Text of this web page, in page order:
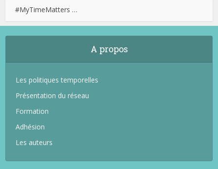
#MyTimeMatters …
A propos
Les politiques temporelles
Présentation du réseau
Formation
Adhésion
Les auteurs